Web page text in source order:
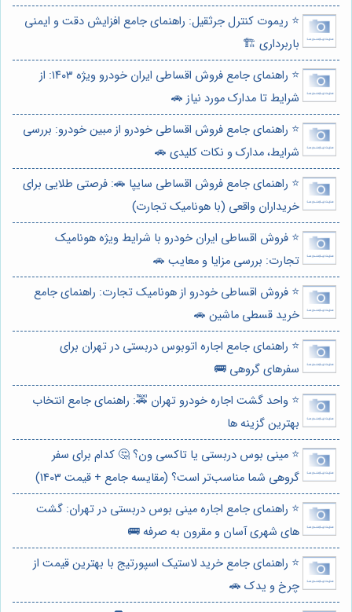
⭐️ ریموت کنترل جرثقیل: راهنمای جامع افزایش دقت و ایمنی
باربرداری 🏗️
⭐️ راهنمای جامع فروش اقساطی ایران خودرو ویژه ۱۴۰۳: از
شرایط تا مدارک مورد نیاز 🚗
⭐️ راهنمای جامع فروش اقساطی خودرو از مبین خودرو: بررسی
شرایط، مدارک و نکات کلیدی 🚗
⭐️ راهنمای جامع فروش اقساطی سایپا 🚗: فرصتی طلایی برای
خریداران واقعی (با هونامیک تجارت)
⭐️ فروش اقساطی ایران خودرو با شرایط ویژه هونامیک
تجارت: بررسی مزایا و معایب 🚗
⭐️ فروش اقساطی خودرو از هونامیک تجارت: راهنمای جامع
خرید قسطی ماشین 🚗
⭐️ راهنمای جامع اجاره اتوبوس دربستی در تهران برای
سفرهای گروهی 🚌
⭐️ واحد گشت اجاره خودرو تهران 🚕: راهنمای جامع انتخاب
بهترین گزینه ها
⭐️ مینی بوس دربستی یا تاکسی ون؟ 🤔 کدام برای سفر
گروهی شما مناسب‌تر است؟ (مقایسه جامع + قیمت 1403)
⭐️ راهنمای جامع اجاره مینی بوس دربستی در تهران: گشت
های شهری آسان و مقرون به صرفه 🚌
⭐️ راهنمای جامع خرید لاستیک اسپورتیج با بهترین قیمت از
چرخ و یدک 🚗